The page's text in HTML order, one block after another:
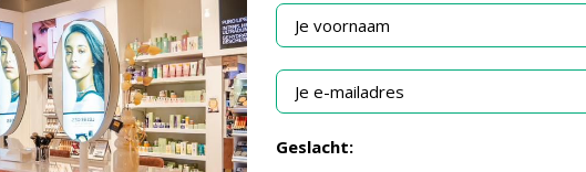
Je voornaam
Je e-mailadres
Geslacht: